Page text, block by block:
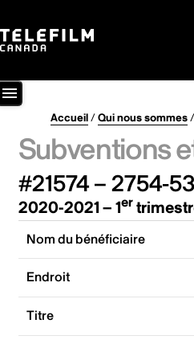
Accueil/Qui nous sommes/
Subventions
#21574 – 2754-
2020-2021 – 1er
Nom du bénéficiaire
Endroit
Titre